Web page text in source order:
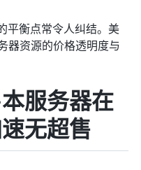
平衡点常令人纠结。美
器资源的价格透明度与
服务器在
无超售